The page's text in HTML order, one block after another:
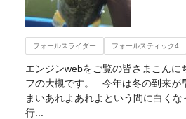
フォールスライダー フォールスティック4
エンジンwebをご覧の皆さまこんに
フの大槻です。 今年は冬の到来が
まいあれよあれよという間に白く
行...